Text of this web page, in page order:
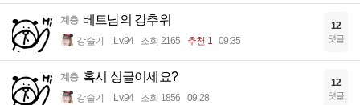
계층 베트남의 강추위
강슬기 Lv.94 조회 2165 추천 1 09:35
12
댓글
계층 혹시 싱글이세요?
강슬기 Lv.94 조회 1856 09:28
12
댓글